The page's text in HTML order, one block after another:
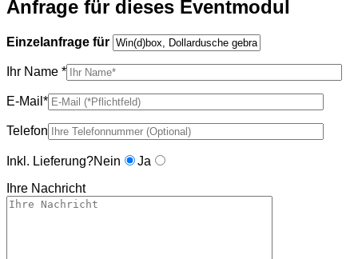
Anfrage für dieses Eventmodul
Einzelanfrage für
Ihr Name *
E-Mail*
Telefon
Inkl. Lieferung?Nein
Ja
Ihre Nachricht